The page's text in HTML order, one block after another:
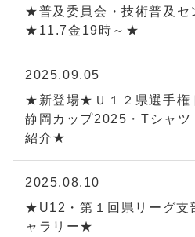
★普及委員会・技術普及セ
★11.7金19時～★
2025.09.05
★新登場★Ｕ１２県選手権
静岡カップ2025・Tシャツ
紹介★
2025.08.10
★U12・第１回県リーグ
ャラリー★